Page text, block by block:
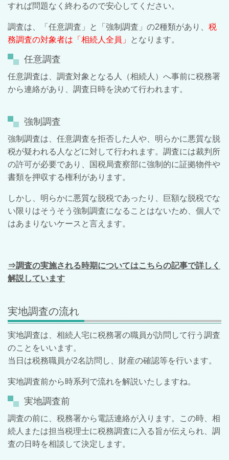
すれば問題なく終わるので安心してください。
調査は、「任意調査」と「強制調査」の2種類があり、 税
務調査の対象者は「相続人全員」
となります。
任意調査
任意調査は、調査対象となる人（相続人）へ事前に税務署
から連絡があり、調査日時を決めて行われます。
強制調査
強制調査は、任意調査を拒否した人や、明らかに悪質な脱
税が疑われる人などに対して行われます。調査には裁判所
の許可が必要であり、国税局査察部に強制的に証拠物件や
書類を押収する権利があります。
しかし、明らかに悪質な脱税であったり、巨額な脱税でな
い限りはそうそう強制調査になることはないため、個人で
はあまりないケースと言えます。
⇒調査の実施される時期についてはこちらの記事で詳しく
解説しています
実地調査の流れ
実地調査は、相続人宅に税務署の職員が訪問して行う調査
のことをいいます。
当日は税務職員が2名訪問し、財産の確認等を行います。
実地調査前から時系列で流れを解説いたしますね。
実地調査前
調査の前に、税務署から電話連絡が入ります。この時、相
続人または担当税理士に税務調査に入る旨が伝えられ、調
査の日時を相談して決定します。